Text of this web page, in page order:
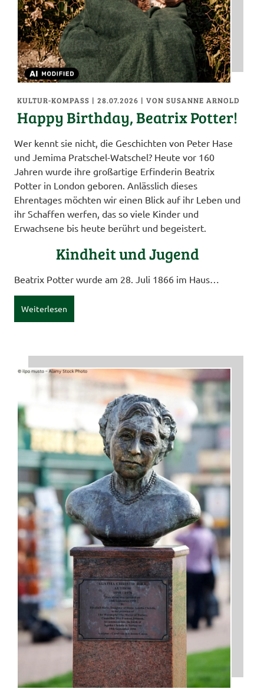
KULTUR-KOMPASS | 28.07.2026 | VON SUSANNE ARNOLD
Happy Birthday, Beatrix Potter!
Wer kennt sie nicht, die Geschichten von Peter Hase
und Jemima Pratschel-Watschel? Heute vor 160
Jahren wurde ihre großartige Erfinderin Beatrix
Potter in London geboren. Anlässlich dieses
Ehrentages möchten wir einen Blick auf ihr Leben und
ihr Schaffen werfen, das so viele Kinder und
Erwachsene bis heute berührt und begeistert.
Kindheit und Jugend
Beatrix Potter wurde am 28. Juli 1866 im Haus…
Weiterlesen